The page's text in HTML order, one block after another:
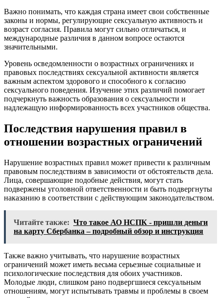
Важно понимать, что каждая страна имеет свои собственные
законы и нормы, регулирующие сексуальную активность и
возраст согласия. Правила могут сильно отличаться, и
международные различия в данном вопросе остаются
значительными.
Уровень осведомленности о возрастных ограничениях и
правовых последствиях сексуальной активности является
важным аспектом здорового и способного к согласию
сексуального поведения. Изучение этих различий помогает
подчеркнуть важность образования о сексуальности и
надлежащую информированность всех участников общества.
Последствия нарушения правил в
отношении возрастных ограничений
Нарушение возрастных правил может привести к различным
правовым последствиям в зависимости от обстоятельств дела.
Лица, совершающие подобные действия, могут стать
подвержены уголовной ответственности и быть подвергнуты
наказанию в соответствии с действующим законодательством.
Читайте также: Что такое АО НСПК - пришли деньги
на карту Сбербанка – подробный обзор и инструкция
Также важно учитывать, что нарушение возрастных
ограничений может иметь весьма серьезные социальные и
психологические последствия для обоих участников.
Молодые люди, слишком рано подвергшиеся сексуальным
отношениям, могут испытывать травмы и проблемы в своем